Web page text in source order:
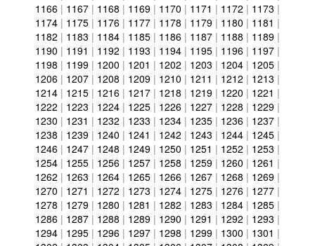
1166 | 1167 | 1168 | 1169 | 1170 | 1171 | 1172 | 1173 |
1174 | 1175 | 1176 | 1177 | 1178 | 1179 | 1180 | 1181 |
1182 | 1183 | 1184 | 1185 | 1186 | 1187 | 1188 | 1189 |
1190 | 1191 | 1192 | 1193 | 1194 | 1195 | 1196 | 1197 |
1198 | 1199 | 1200 | 1201 | 1202 | 1203 | 1204 | 1205 |
1206 | 1207 | 1208 | 1209 | 1210 | 1211 | 1212 | 1213 |
1214 | 1215 | 1216 | 1217 | 1218 | 1219 | 1220 | 1221 |
1222 | 1223 | 1224 | 1225 | 1226 | 1227 | 1228 | 1229 |
1230 | 1231 | 1232 | 1233 | 1234 | 1235 | 1236 | 1237 |
1238 | 1239 | 1240 | 1241 | 1242 | 1243 | 1244 | 1245 |
1246 | 1247 | 1248 | 1249 | 1250 | 1251 | 1252 | 1253 |
1254 | 1255 | 1256 | 1257 | 1258 | 1259 | 1260 | 1261 |
1262 | 1263 | 1264 | 1265 | 1266 | 1267 | 1268 | 1269 |
1270 | 1271 | 1272 | 1273 | 1274 | 1275 | 1276 | 1277 |
1278 | 1279 | 1280 | 1281 | 1282 | 1283 | 1284 | 1285 |
1286 | 1287 | 1288 | 1289 | 1290 | 1291 | 1292 | 1293 |
1294 | 1295 | 1296 | 1297 | 1298 | 1299 | 1300 | 1301 |